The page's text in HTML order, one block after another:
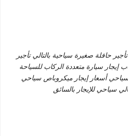
حافلة صغيرة سياحية بالتالي تأجير
إيجار سيارة متعددة الركاب للسياحة
أسعار إيجار ميكروباص سياحي
سياحي للإيجار بالسائق